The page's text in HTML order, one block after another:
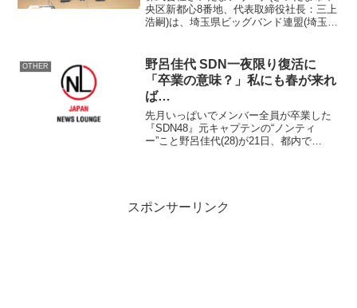
祭り・エアー遊具広場・子ども縁
日など目白押し！
央区新都心8番地、代表取締役社長：三上
浩嗣)は、埼玉県ビッグバンド連盟(埼玉県
DAY(以下：本イベント)」に協力しま
す。...
OTHER
野呂佳代 SDN一夜限り復活に
「卒業の意味？」私にも春が来れ
ば…
先月いっぱいでメンバー全員が卒業した
『SDN48』元キャプテンの“ノンティ
ー”こと野呂佳代(28)が21日、都内で
スポンサーリンク